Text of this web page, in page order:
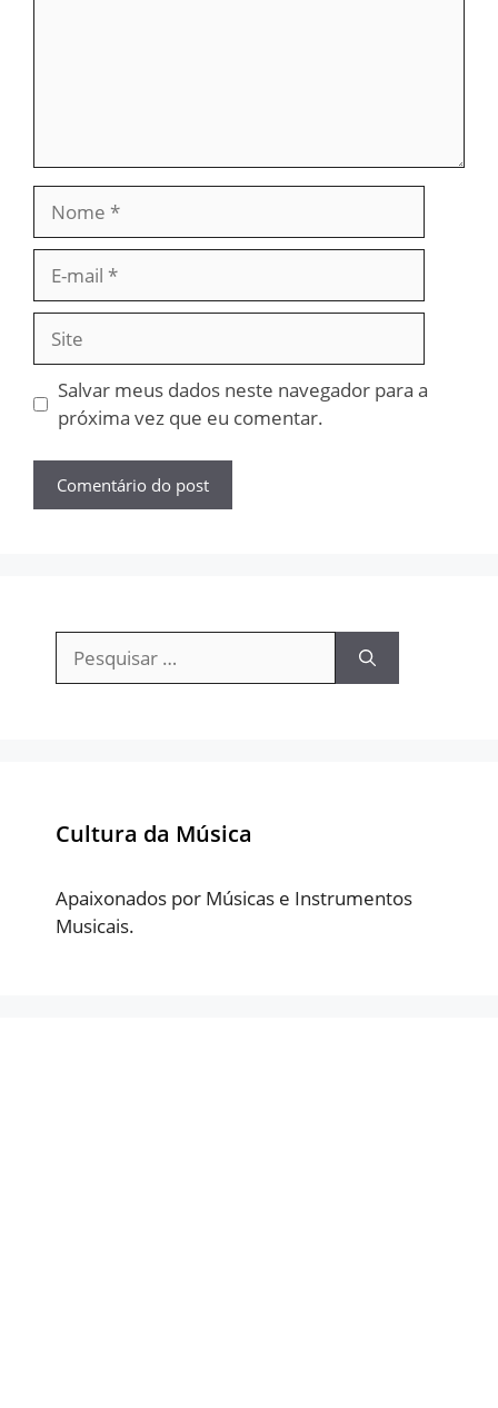
mail
Site
Salvar meus dados neste navegador para a
próxima vez que eu comentar.
Pesquisar
por:
Cultura da Música
Apaixonados por Músicas e Instrumentos
Musicais.